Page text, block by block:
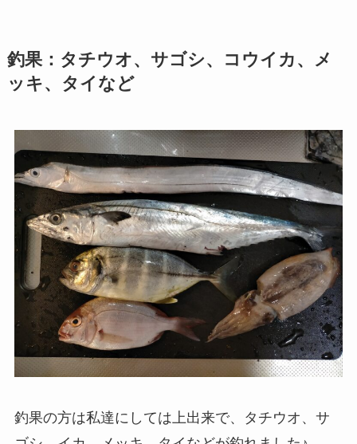
釣果：タチウオ、サゴシ、コウイカ、メ
ッキ、タイなど
釣果の方は私達にしては上出来で、タチウオ、サ